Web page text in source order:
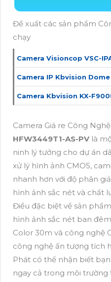
Đề xuất các sản phẩm
chạy
Camera Visioncop VSC-
Camera IP Kbvision
Camera Kbvision KX-
Camera Giá re Công
HFW3449T1-AS-PV là
ninh lý tưởng cho dự án
xử lý hình ảnh CMOS,
nhanh hơn với độ phân
hình ảnh sắc nét và chất
Điều đặc biệt về sản
hình ảnh sắc nét ban
Color 30m và công nghệ
công nghệ ấn tượng tích
Phát có thể nhận biết
ngay cả trong môi trường